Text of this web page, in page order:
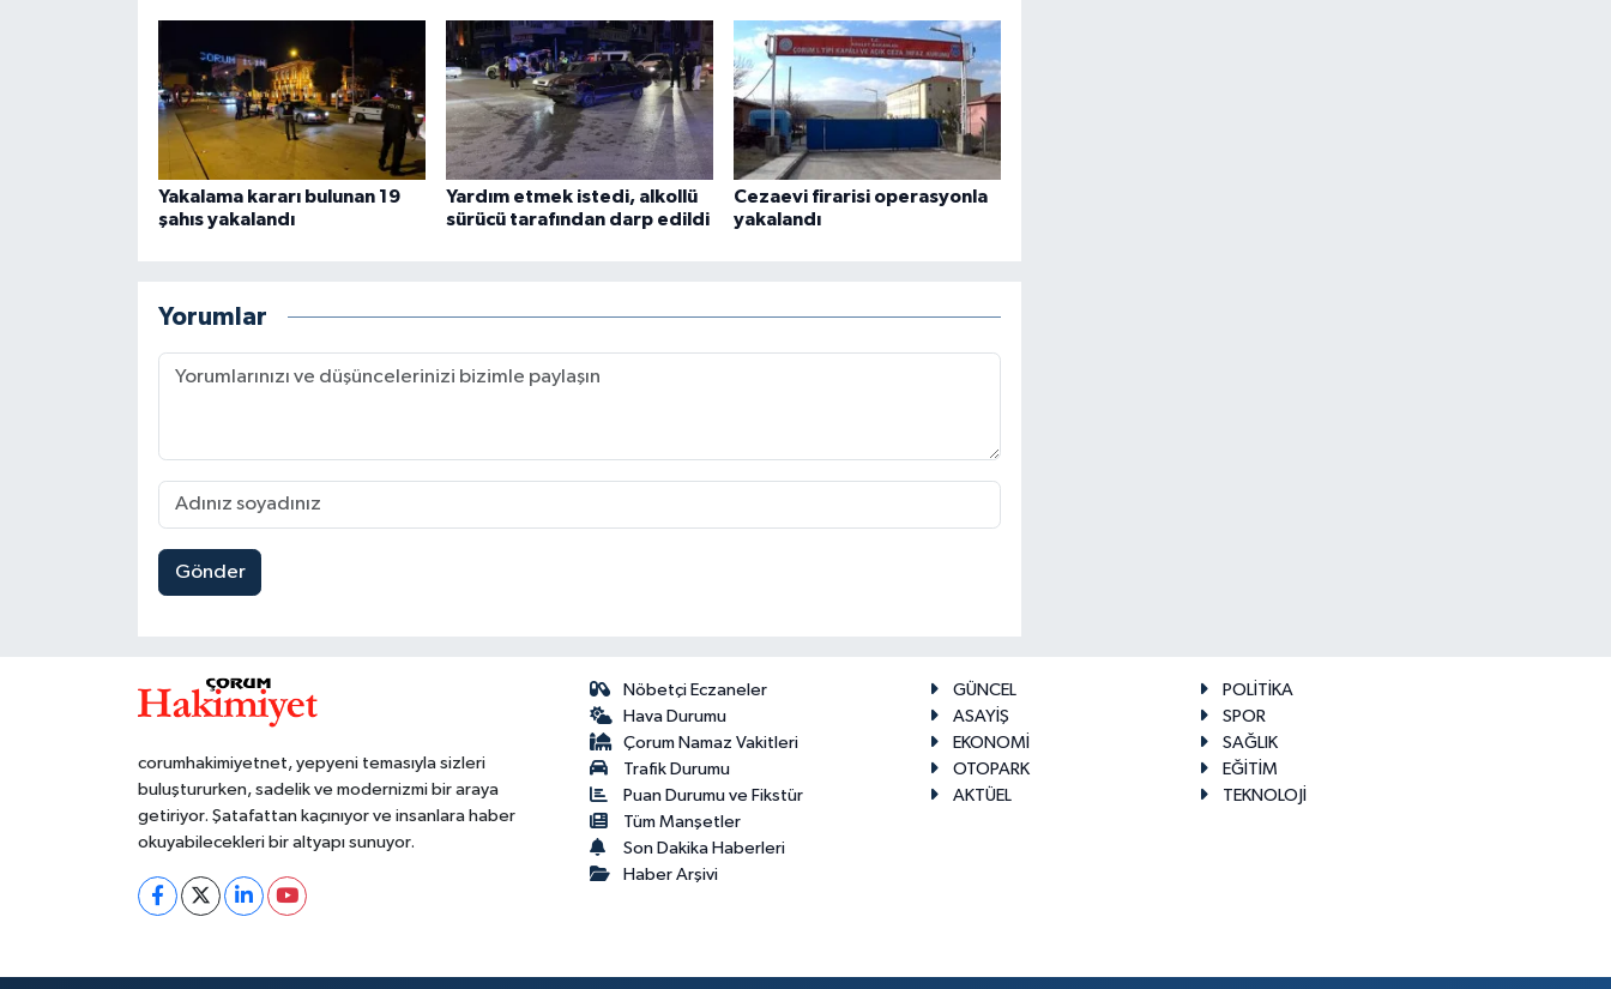
Yakalama kararı bulunan 19
şahıs yakalandı
Yardım etmek istedi, alkollü
sürücü tarafından darp edildi
Cezaevi firarisi operasyonla
yakalandı
Yorumlar
Gönder
corumhakimiyetnet, yepyeni temasıyla sizleri
buluştururken, sadelik ve modernizmi bir araya
getiriyor. Şatafattan kaçınıyor ve insanlara haber
okuyabilecekleri bir altyapı sunuyor.
Nöbetçi Eczaneler
Hava Durumu
Çorum Namaz Vakitleri
Trafik Durumu
Puan Durumu ve Fikstür
Tüm Manşetler
Son Dakika Haberleri
Haber Arşivi
GÜNCEL
POLİTİKA
ASAYİŞ
SPOR
EKONOMİ
SAĞLIK
OTOPARK
EĞİTİM
AKTÜEL
TEKNOLOJİ